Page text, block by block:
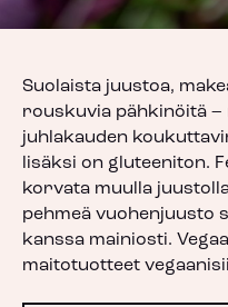
Suolaista juustoa,
rouskuvia pähkinöitä –
juhlakauden
lisäksi on gluteeniton.
korvata muulla
pehmeä vuohenjuusto
kanssa mainiosti.
maitotuotteet